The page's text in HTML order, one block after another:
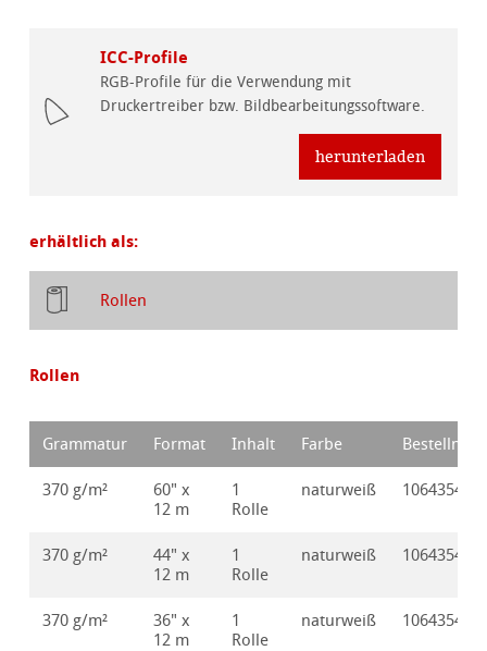
ICC-Profile
RGB-Profile für die Verwendung mit
Druckertreiber bzw. Bildbearbeitungssoftware.
herunterladen
erhältlich als:
Rollen
Rollen
Grammatur Format Inhalt Farbe Bestellnr.
370 g/m²
60" x
12 m
1
Rolle
naturweiß 10643540
370 g/m²
44" x
12 m
1
Rolle
naturweiß 10643541
370 g/m²
36" x
12 m
1
Rolle
naturweiß 10643544